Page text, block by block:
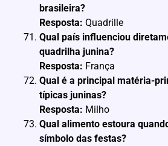
brasileira?
Resposta: Quadrille
Qual país influenciou
quadrilha junina?
Resposta: França
Qual é a principal matéria-
típicas juninas?
Resposta: Milho
Qual alimento estoura
símbolo das festas?